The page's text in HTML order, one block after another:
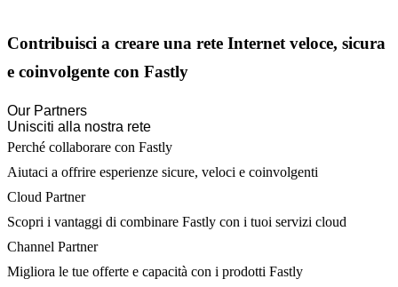
Contribuisci a creare una rete Internet veloce, sicura
e coinvolgente con Fastly
Our Partners
Unisciti alla nostra rete
Perché collaborare con Fastly
Aiutaci a offrire esperienze sicure, veloci e coinvolgenti
Cloud Partner
Scopri i vantaggi di combinare Fastly con i tuoi servizi cloud
Channel Partner
Migliora le tue offerte e capacità con i prodotti Fastly